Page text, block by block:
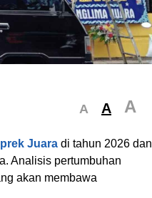
A A A
Juara di tahun 2026 dan
Analisis pertumbuhan
akan membawa